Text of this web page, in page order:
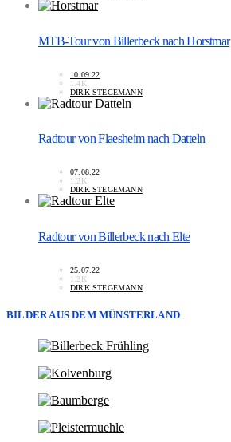
MTB-Tour von Billerbeck nach Horstmar
10.09.22
1.4K
DIRK STEGEMANN
Radtour von Flaesheim nach Datteln
07.08.22
1.2K
DIRK STEGEMANN
Radtour von Billerbeck nach Elte
25.07.22
1.2K
DIRK STEGEMANN
BILDER AUS DEM MÜNSTERLAND